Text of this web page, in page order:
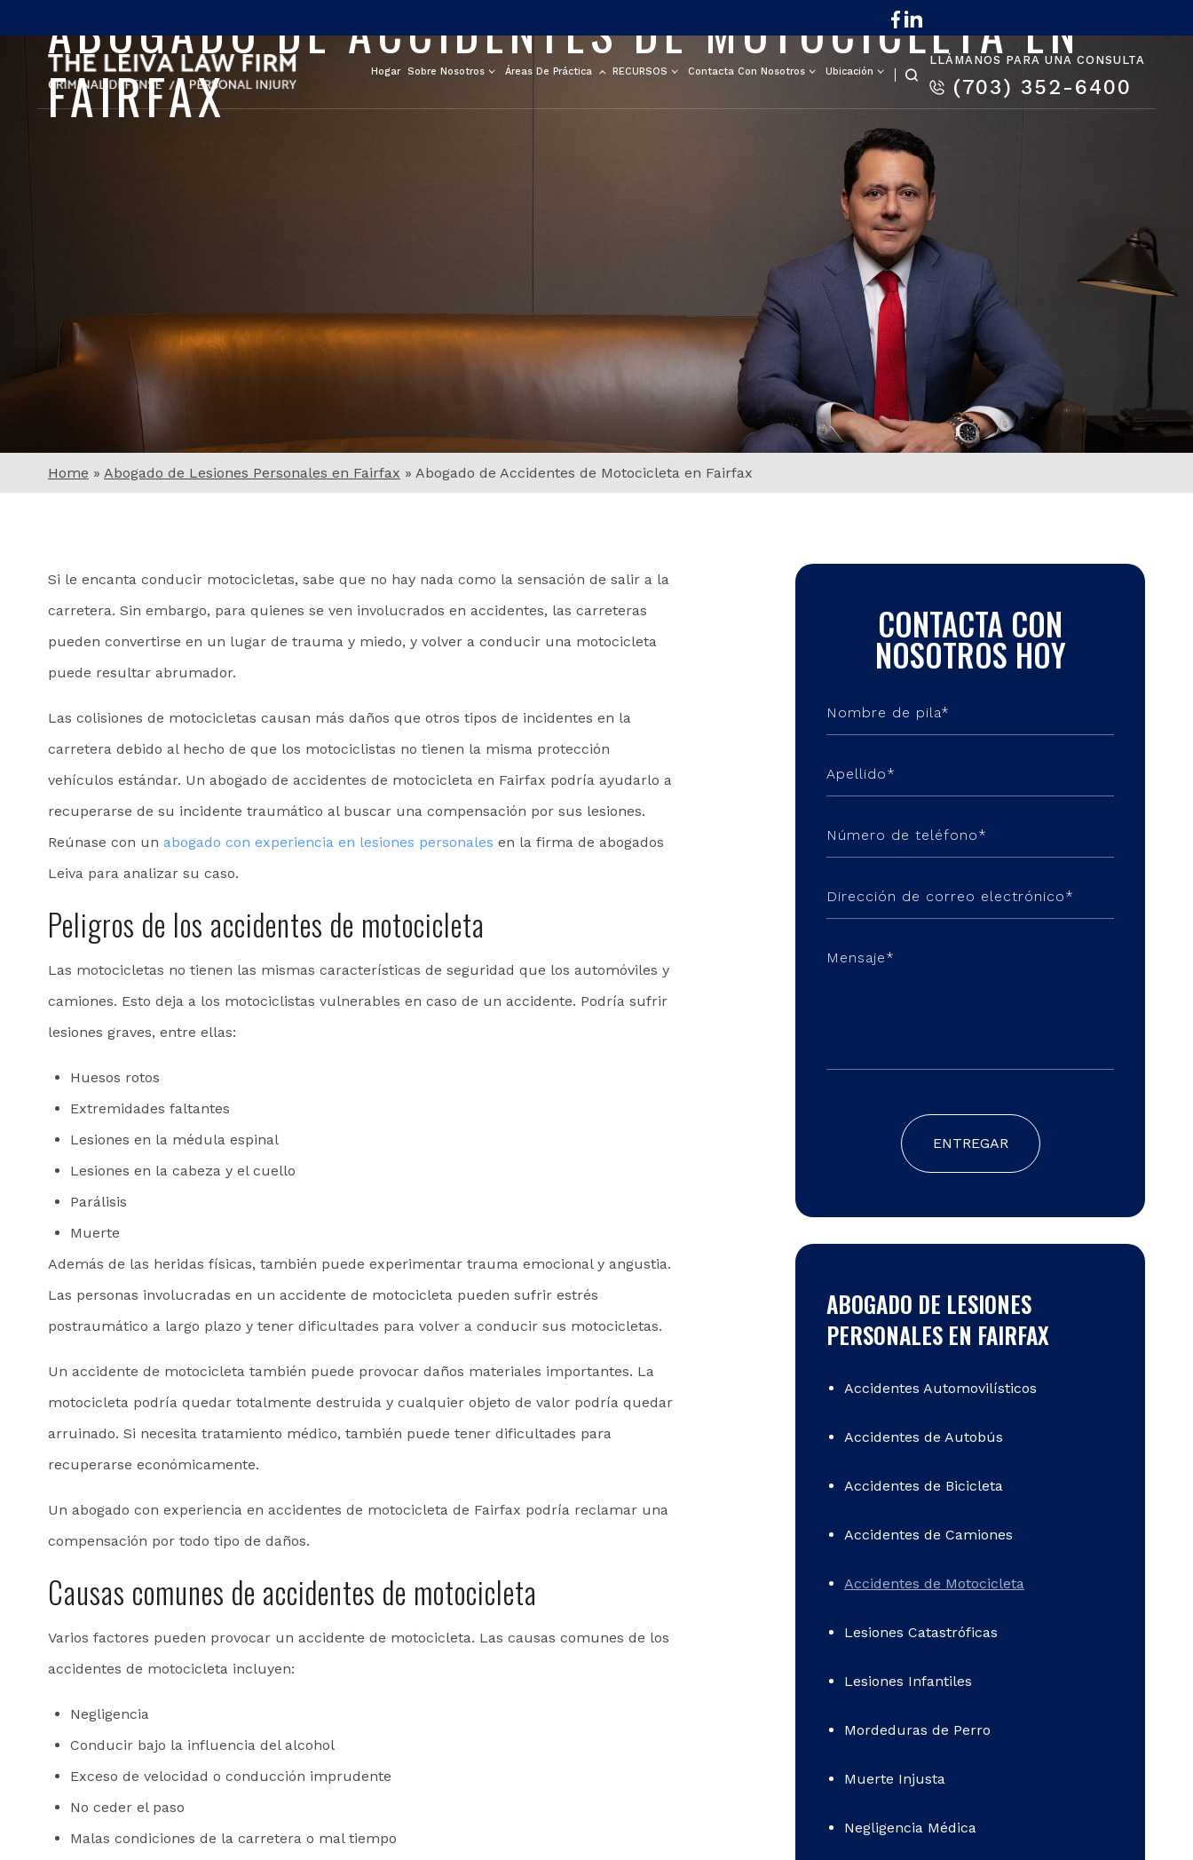
ABOGADO DE ACCIDENTES DE MOTOCICLETA EN
FAIRFAX
Home » Abogado de Lesiones Personales en Fairfax » Abogado de Accidentes de Motocicleta en Fairfax
Hogar Sobre Nosotros Áreas De Práctica RECURSOS Contacta Con Nosotros Ubicación
LLÁMANOS PARA UNA CONSULTA
(703) 352-6400
Si le encanta conducir motocicletas, sabe que no hay nada como la sensación de salir a la
carretera. Sin embargo, para quienes se ven involucrados en accidentes, las carreteras
pueden convertirse en un lugar de trauma y miedo, y volver a conducir una motocicleta
puede resultar abrumador.
Las colisiones de motocicletas causan más daños que otros tipos de incidentes en la
carretera debido al hecho de que los motociclistas no tienen la misma protección
vehículos estándar. Un abogado de accidentes de motocicleta en Fairfax podría ayudarlo a
recuperarse de su incidente traumático al buscar una compensación por sus lesiones.
Reúnase con un abogado con experiencia en lesiones personales en la firma de abogados
Leiva para analizar su caso.
Peligros de los accidentes de motocicleta
Las motocicletas no tienen las mismas características de seguridad que los automóviles y
camiones. Esto deja a los motociclistas vulnerables en caso de un accidente. Podría sufrir
lesiones graves, entre ellas:
Huesos rotos
Extremidades faltantes
Lesiones en la médula espinal
Lesiones en la cabeza y el cuello
Parálisis
Muerte
Además de las heridas físicas, también puede experimentar trauma emocional y angustia.
Las personas involucradas en un accidente de motocicleta pueden sufrir estrés
postraumático a largo plazo y tener dificultades para volver a conducir sus motocicletas.
Un accidente de motocicleta también puede provocar daños materiales importantes. La
motocicleta podría quedar totalmente destruida y cualquier objeto de valor podría quedar
arruinado. Si necesita tratamiento médico, también puede tener dificultades para
recuperarse económicamente.
Un abogado con experiencia en accidentes de motocicleta de Fairfax podría reclamar una
compensación por todo tipo de daños.
Causas comunes de accidentes de motocicleta
Varios factores pueden provocar un accidente de motocicleta. Las causas comunes de los
accidentes de motocicleta incluyen:
Negligencia
Conducir bajo la influencia del alcohol
Exceso de velocidad o conducción imprudente
No ceder el paso
Malas condiciones de la carretera o mal tiempo
CONTACTA CON
NOSOTROS HOY
ENTREGAR
ABOGADO DE LESIONES
PERSONALES EN FAIRFAX
Accidentes Automovilísticos
Accidentes de Autobús
Accidentes de Bicicleta
Accidentes de Camiones
Accidentes de Motocicleta
Lesiones Catastróficas
Lesiones Infantiles
Mordeduras de Perro
Muerte Injusta
Negligencia Médica